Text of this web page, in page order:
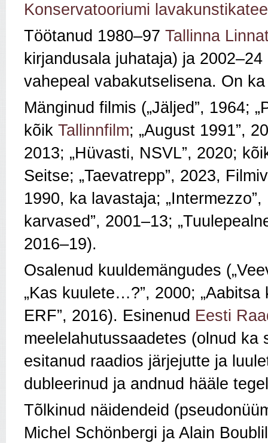
Konservatooriumi
Töötanud 1980–97 Tallinna
kirjandusala juhataja) ja 2002–24
vahepeal vabakutselisena. On
Mänginud filmis („Jäljed”, 1964;
kõik Tallinnfilm; „August 1991”,
2013; „Hüvasti, NSVL”, 2020;
Seitse; „Taevatrepp”, 2023,
1990, ka lavastaja;
karvased”, 2001–13;
2016–19).
Osalenud kuuldemängudes
„Kas kuulete…?”, 2000; „Aabitsa
ERF”, 2016). Esinenud Eesti
meelelahutussaadetes (olnud
esitanud raadios järjejutte ja
dubleerinud ja andnud hääle
Tõlkinud näidendeid
Michel Schönbergi ja Alain